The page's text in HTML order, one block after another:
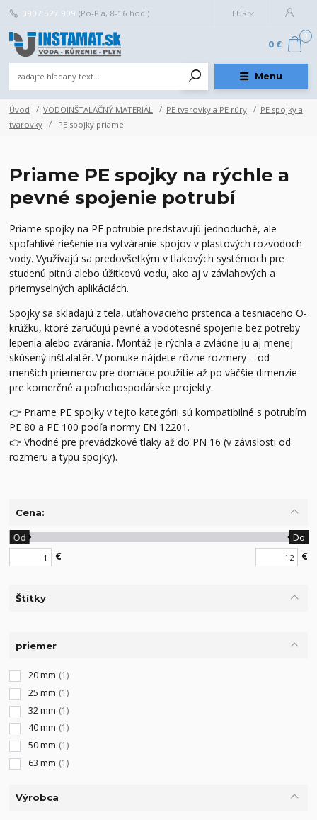
Menu
EUR
0902 527 909 (Po-Pia, 8-16 hod.)
0
0 €
Úvod VODOINŠTALAČNÝ MATERIÁL PE tvarovky a PE rúry
PE spojky a
tvarovky
PE spojky priame
Priame PE spojky na rýchle a
pevné spojenie potrubí
Priame spojky na PE potrubie predstavujú jednoduché, ale
spoľahlivé riešenie na vytváranie spojov v plastových rozvodoch
vody. Využívajú sa predovšetkým v tlakových systémoch pre
studenú pitnú alebo úžitkovú vodu, ako aj v závlahových a
priemyselných aplikáciách.
Spojky sa skladajú z tela, uťahovacieho prstenca a tesniaceho O-
krúžku, ktoré zaručujú pevné a vodotesné spojenie bez potreby
lepenia alebo zvárania. Montáž je rýchla a zvládne ju aj menej
skúsený inštalatér. V ponuke nájdete rôzne rozmery – od
menších priemerov pre domáce použitie až po väčšie dimenzie
pre komerčné a poľnohospodárske projekty.
👉 Priame PE spojky v tejto kategórii sú kompatibilné s potrubím
PE 80 a PE 100 podľa normy EN 12201.
👉 Vhodné pre prevádzkové tlaky až do PN 16 (v závislosti od
rozmeru a typu spojky).
Cena:
€
Od Do
€
Štítky
priemer
20 mm (1)
25 mm (1)
32 mm (1)
40 mm (1)
50 mm (1)
63 mm (1)
Výrobca